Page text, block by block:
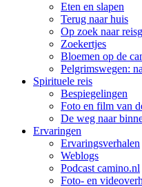
Eten en slapen
Terug naar huis
Op zoek naar
Zoekertjes
Bloemen op de
Pelgrimswegen:
Spirituele reis
Bespiegelingen
Foto en film van
De weg naar
Ervaringen
Ervaringsverhalen
Weblogs
Podcast camino.nl
Foto- en